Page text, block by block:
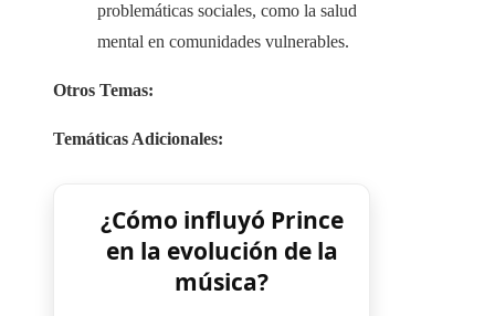
problemáticas sociales, como la salud
mental en comunidades vulnerables.
Otros Temas:
Temáticas Adicionales:
¿Cómo influyó Prince
en la evolución de la
música?